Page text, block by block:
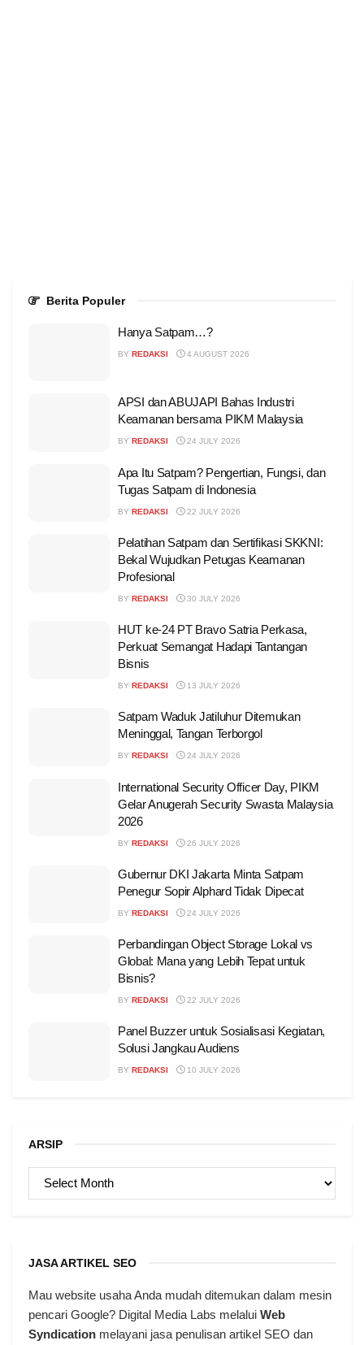
Berita Populer
Hanya Satpam…?
BY REDAKSI 4 AUGUST 2026
APSI dan ABUJAPI Bahas Industri
Keamanan bersama PIKM Malaysia
BY REDAKSI 24 JULY 2026
Apa Itu Satpam? Pengertian, Fungsi, dan
Tugas Satpam di Indonesia
BY REDAKSI 22 JULY 2026
Pelatihan Satpam dan Sertifikasi SKKNI:
Bekal Wujudkan Petugas Keamanan
Profesional
BY REDAKSI 30 JULY 2026
HUT ke-24 PT Bravo Satria Perkasa,
Perkuat Semangat Hadapi Tantangan
Bisnis
BY REDAKSI 13 JULY 2026
Satpam Waduk Jatiluhur Ditemukan
Meninggal, Tangan Terborgol
BY REDAKSI 24 JULY 2026
International Security Officer Day, PIKM
Gelar Anugerah Security Swasta Malaysia
2026
BY REDAKSI 26 JULY 2026
Gubernur DKI Jakarta Minta Satpam
Penegur Sopir Alphard Tidak Dipecat
BY REDAKSI 24 JULY 2026
Perbandingan Object Storage Lokal vs
Global: Mana yang Lebih Tepat untuk
Bisnis?
BY REDAKSI 22 JULY 2026
Panel Buzzer untuk Sosialisasi Kegiatan,
Solusi Jangkau Audiens
BY REDAKSI 10 JULY 2026
ARSIP
ARSIP
JASA ARTIKEL SEO
Mau website usaha Anda mudah ditemukan dalam mesin
pencari Google? Digital Media Labs melalui Web
Syndication melayani jasa penulisan artikel SEO dan